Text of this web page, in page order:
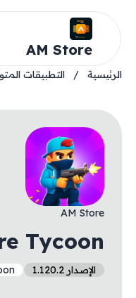
AM Store
الرئيسية / التطبيقات
AM Store
Tycoon
الإصدار 1.120.2